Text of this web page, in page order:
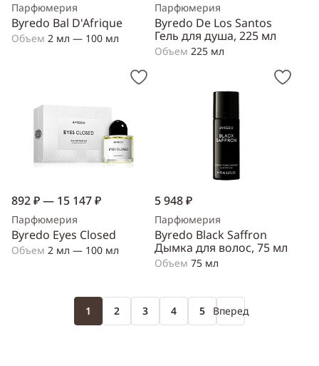
Парфюмерия
Byredo Bal D'Afrique
Объем 2 мл — 100 мл
Парфюмерия
Byredo De Los Santos
Гель для душа, 225 мл
Объем225 мл
892 ₽ — 15 147 ₽
Парфюмерия
Byredo Eyes Closed
Объем 2 мл — 100 мл
5 948 ₽
Парфюмерия
Byredo Black Saffron
Дымка для волос, 75 мл
Объем75 мл
1 2 3 4 5 Вперед